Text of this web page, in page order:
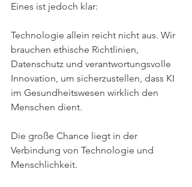
Eines ist jedoch klar:
Technologie allein reicht nicht aus. Wir
brauchen ethische Richtlinien,
Datenschutz und verantwortungsvolle
Innovation, um sicherzustellen, dass KI
im Gesundheitswesen wirklich den
Menschen dient.
Die große Chance liegt in der
Verbindung von Technologie und
Menschlichkeit.